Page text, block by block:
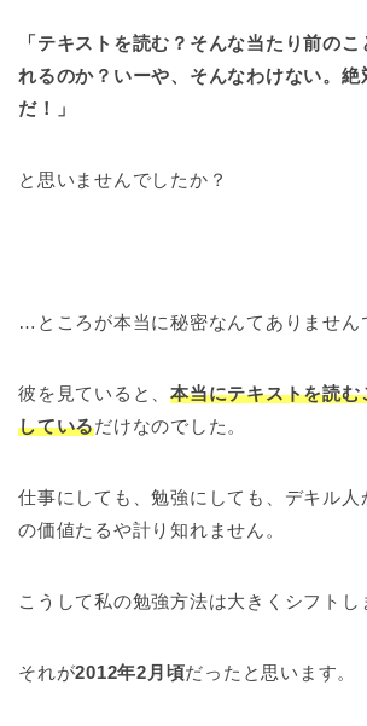
「テキストを読む？そんな当たり前の
れるのか？いーや、そんなわけない。絶
だ！」
と思いませんでしたか？
…ところが本当に秘密なんてありません
彼を見ていると、本当にテキストを読
しているだけなのでした。
仕事にしても、勉強にしても、デキル人
の価値たるや計り知れません。
こうして私の勉強方法は大きくシフトし
それが2012年2月頃だったと思います。